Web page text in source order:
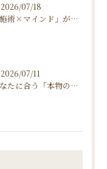
2026/07/18
「施術×マインド」が叶える、ダイヤモンドダイエットの秘密
2026/07/11
あなたに合う「本物のエステサロン」の見つけ方